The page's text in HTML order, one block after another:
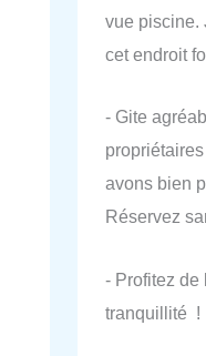
vue piscine.
cet endroit
- Gite
avons bien
Réservez
- Profitez de
tranquillité !